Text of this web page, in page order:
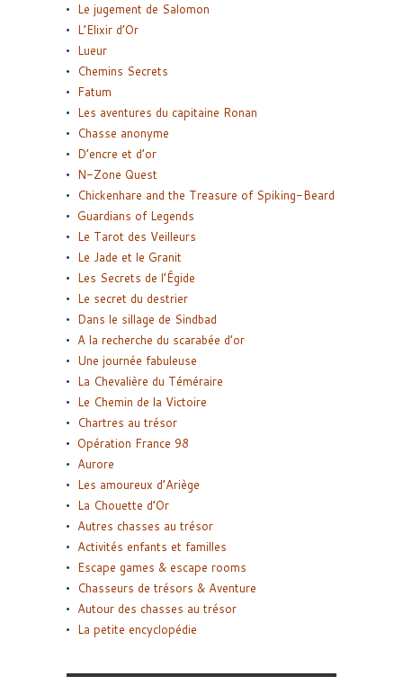
Le jugement de Salomon
L’Elixir d’Or
Lueur
Chemins Secrets
Fatum
Les aventures du capitaine Ronan
Chasse anonyme
D’encre et d’or
N-Zone Quest
Chickenhare and the Treasure of Spiking-Beard
Guardians of Legends
Le Tarot des Veilleurs
Le Jade et le Granit
Les Secrets de l’Égide
Le secret du destrier
Dans le sillage de Sindbad
A la recherche du scarabée d’or
Une journée fabuleuse
La Chevalière du Téméraire
Le Chemin de la Victoire
Chartres au trésor
Opération France 98
Aurore
Les amoureux d’Ariège
La Chouette d’Or
Autres chasses au trésor
Activités enfants et familles
Escape games & escape rooms
Chasseurs de trésors & Aventure
Autour des chasses au trésor
La petite encyclopédie